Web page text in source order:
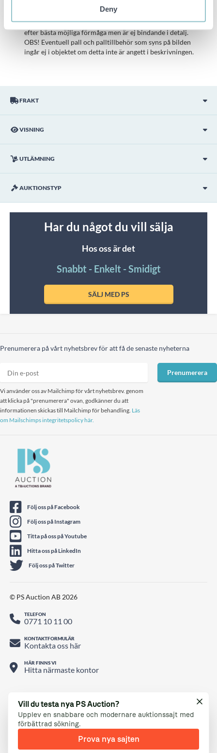
Deny
FRAKT
VISNING
UTLÄMNING
AUKTIONSTYP
Objektet är EJ TESTAT av auktionsfirman om inget annat sägs
i objektsbeskrivningen. Objektsbeskrivningen är framtagen
efter bästa möjliga förmåga men är ej bindande i detalj.
OBS! Eventuell pall och palltillbehör som syns på bilden
ingår ej i objektet om detta inte är angett i beskrivningen.
Har du något du vill sälja
Hos oss är det
Snabbt - Enkelt - Smidigt
SÄLJ MED PS
Prenumerera på vårt nyhetsbrev för att få de senaste nyheterna
Vi använder oss av Mailchimp för vårt nyhetsbrev. genom
att klicka på "prenumerera" ovan, godkänner du att
informationen skickas till Mailchimp för behandling. Läs
om Mailschimps integritetspolicy här.
Prenumerera
Vill du testa nya PS Auction?
Upplev en snabbare och modernare auktionssajt med
förbättrad sökning.
Prova nya sajten
Följ oss på Facebook
Följ oss på Instagram
Titta på oss på Youtube
Hitta oss på LinkedIn
Följ oss på Twitter
© PS Auction AB 2026
TELEFON
0771 10 11 00
KONTAKTFORMULÄR
Kontakta oss här
HÄR FINNS VI
Hitta närmaste kontor